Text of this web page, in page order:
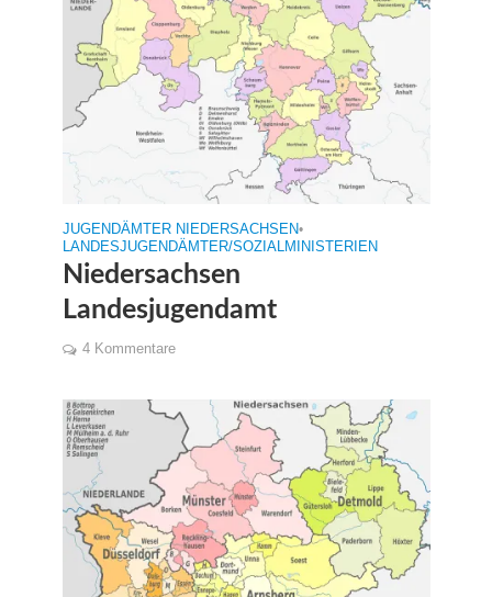
JUGENDÄMTER NIEDERSACHSEN•
LANDESJUGENDÄMTER/SOZIALMINISTERIEN
Niedersachsen
Landesjugendamt
4 Kommentare